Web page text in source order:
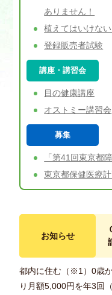
ありません！
植えてはいけな
登録販売者試験
講座・講習会
目の健康講座
オストミー講習会
募集
「第41回東京都
東京都保健医療
お知らせ
都内に住む（※1）0歳
り月額5,000円を年3回